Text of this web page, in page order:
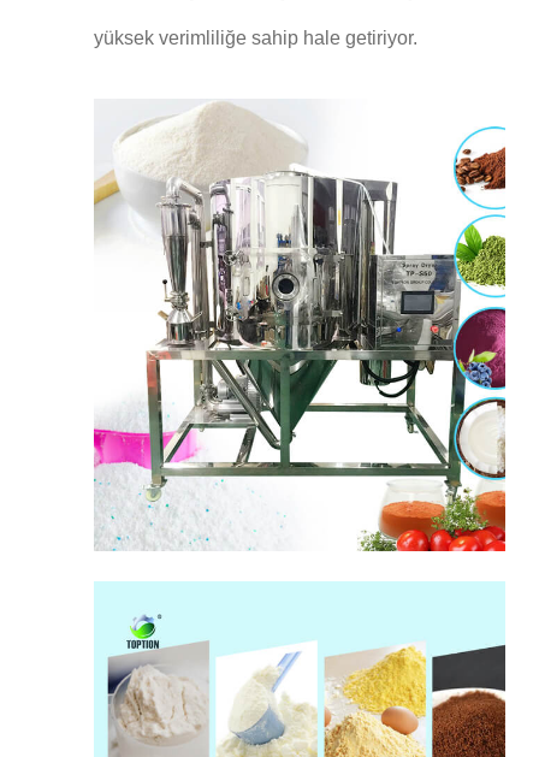
yüksek verimliliğe sahip hale getiriyor.